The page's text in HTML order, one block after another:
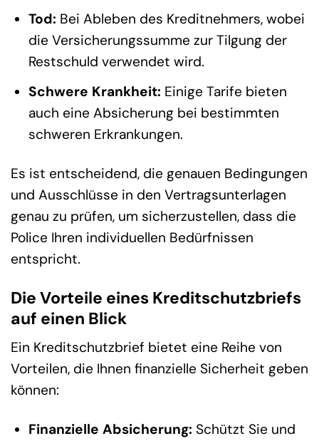
Tod: Bei Ableben des Kreditnehmers, wobei
die Versicherungssumme zur Tilgung der
Restschuld verwendet wird.
Schwere Krankheit: Einige Tarife bieten
auch eine Absicherung bei bestimmten
schweren Erkrankungen.
Es ist entscheidend, die genauen Bedingungen
und Ausschlüsse in den Vertragsunterlagen
genau zu prüfen, um sicherzustellen, dass die
Police Ihren individuellen Bedürfnissen
entspricht.
Die Vorteile eines Kreditschutzbriefs
auf einen Blick
Ein Kreditschutzbrief bietet eine Reihe von
Vorteilen, die Ihnen finanzielle Sicherheit geben
können:
Finanzielle Absicherung: Schützt Sie und